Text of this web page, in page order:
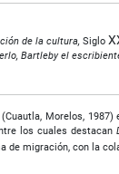
de la cultura, Siglo
Bartleby el
Morelos, 1987)
los cuales destacan
de migración, con la